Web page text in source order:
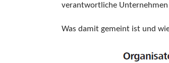
verantwortliche
Was damit gemeint ist und